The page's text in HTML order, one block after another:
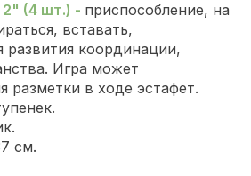
2" (4 шт.) - приспособление, на
вставать,
развития координации,
Игра может
разметки в ходе эстафет.
см.